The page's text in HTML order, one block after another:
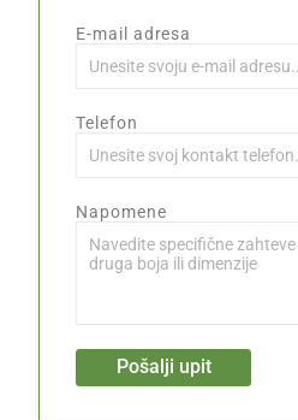
E-mail adresa
Telefon
Napomene
Pošalji upit